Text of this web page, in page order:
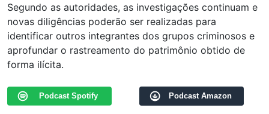
Segundo as autoridades, as investigações continuam e
novas diligências poderão ser realizadas para
identificar outros integrantes dos grupos criminosos e
aprofundar o rastreamento do patrimônio obtido de
forma ilícita.
Podcast Spotify Podcast Amazon